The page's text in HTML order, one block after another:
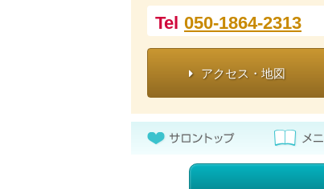
Tel 050-1864-2313
アクセス・地図